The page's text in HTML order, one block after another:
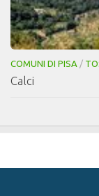
COMUNI DI PISA /
Calci